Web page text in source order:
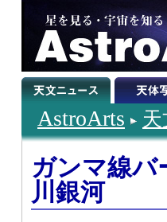
AstroArts
ガンマ線
川銀河